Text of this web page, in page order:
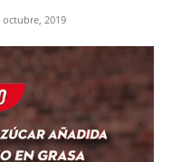
octubre, 2019